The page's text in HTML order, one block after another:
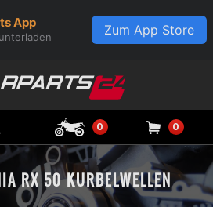
App Zum App Store
0 0
RX 50 KURBELWELLEN